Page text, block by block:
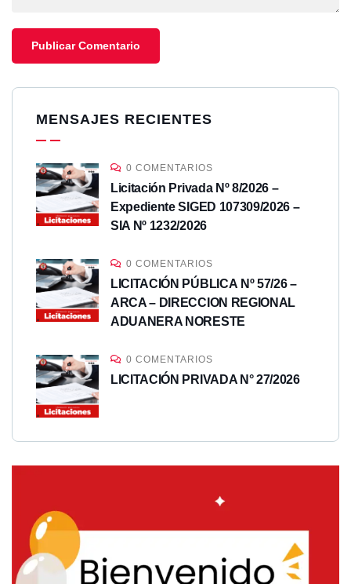
MENSAJES RECIENTES
0 COMENTARIOS
Licitación Privada Nº 8/2026 –
Expediente SIGED 107309/2026 –
SIA Nº 1232/2026
0 COMENTARIOS
LICITACIÓN PÚBLICA Nº 57/26 –
ARCA – DIRECCION REGIONAL
ADUANERA NORESTE
0 COMENTARIOS
LICITACIÓN PRIVADA N° 27/2026